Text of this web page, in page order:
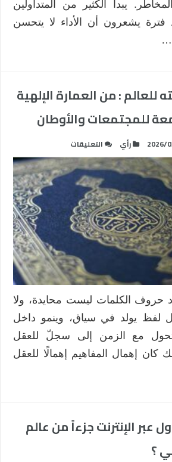
يبدأ الكثير من المتداولين
يشعرون أن الأداء لا يتحسن
…
للعالم : من العمارة الإلهية
للمجتمعات والأوطان
2026/ رأي التعليقات
لغة
القرآن
ورؤيته
:
من
العمارة
الإلهية
إلى
الهوية
الجامعة
للمجتمعات
والأوطان
مغلقة
حروف الكلمات ليست محايدة، ولا
لفظ يولد في سياق، وينمو داخل
مع الزمن إلى سجلّ للعقل
كان إهمال المفاهيم إهمالًا للعقل
عبر الإنترنت جزءاً من عالم
؟